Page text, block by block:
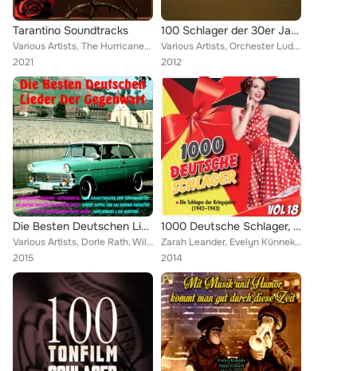
Tarantino Soundtracks
Various Artists, The Hurricanes, Dimitri Tiomkin, The Centurians, The Coasters, Lillian Harvey, Charlie Feathers, Dick Dale & Th...
2021
100 Schlager der 30er Jahre
Various Artists, Orchester Ludwig Rüth, Die Metropol Vocalisten, Martha Eggert, Die Weintraubs, Willy Fritsch, Marcel Wittrisch,...
2012
Die Besten Deutschen Lieder Der Gegenwart, Vol. 1
Various Artists, Dorle Rath, Willy Fritsch, Lys Assia, Gerhard Wendland, Bruce Low, Heinz Wenzel & Die Quintons, Willy Forst, La...
2015
1000 Deutsche Schlager, Vol. 18
Zarah Leander, Evelyn Künneke, Dora Komar, Horst Winter, Hans Rehmstedt & Sein Orchester, Ilse Werner, Marlene Mathan, Sven-Olof...
2014